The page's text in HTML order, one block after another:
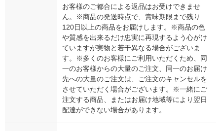
お客様のご都合による返品はお受けできませ
ん。※商品の発送時点で、賞味期限まで残り
120日以上の商品をお届けします。※商品の色
や質感を出来るだけ忠実に再現するよう心がけ
ていますが実物と若干異なる場合がございま
す。※多くのお客様にご利用いただくため、同
一のお客様からの大量のご注文、同一のお届け
先への大量のご注文は、ご注文のキャンセルを
させていただく場合がございます。※一緒にご
注文する商品、またはお届け地域等により翌日
配達ができない場合があります。